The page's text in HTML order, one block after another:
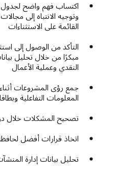
اكتساب فهم واضح لجدول
وتوجيه الانتباه إلى
القائمة على الاستثناءات
التأكد من الوصول إلى
مبكرًا من خلال تحليل
النقدي وعملية الأعمال
جمع رؤى المشروعات
المعلومات التفاعلية
تصحيح المشكلات خلال
اتخاذ قرارات أفضل
تحليل بيانات إدارة